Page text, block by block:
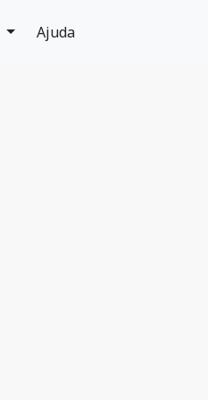
Ajuda